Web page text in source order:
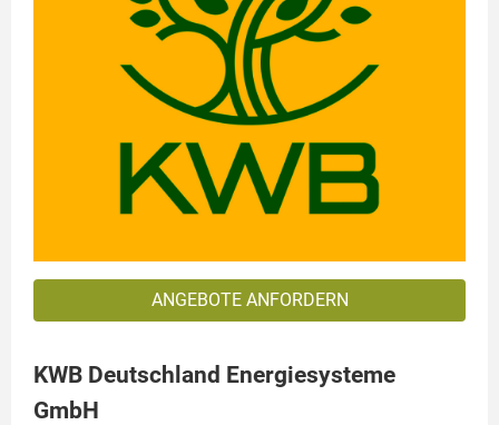
ANGEBOTE ANFORDERN
KWB Deutschland Energiesysteme
GmbH